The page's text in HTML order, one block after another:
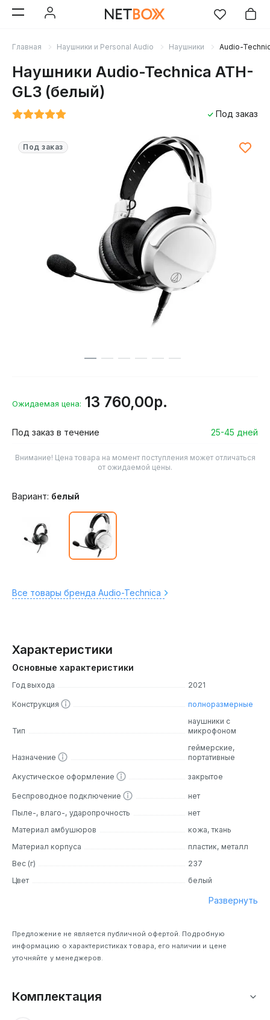
Главная Наушники и Personal Audio Наушники Audio-
Наушники Audio-Technica ATH-
GL3 (белый)
Под заказ
Под заказ
Ожидаемая цена: 13 760,00р.
Под заказ в течение 25-45 дней
Внимание! Цена товара на момент поступления может отличаться
от ожидаемой цены.
Вариант: белый
Все товары бренда Audio-Technica
Характеристики
Основные характеристики
Год выхода 2021
Конструкция полноразмерные
Тип
наушники с
микрофоном
Назначение
геймерские,
портативные
Акустическое оформление закрытое
Беспроводное подключение
нет
Пыле-, влаго-, ударопрочность
нет
Материал амбушюров
кожа, ткань
Материал корпуса
пластик, металл
Вес (г)
237
Цвет
белый
Развернуть
Предложение не является публичной офертой. Подробную
информацию о характеристиках товара, его наличии и цене
уточняйте у менеджеров.
Комплектация